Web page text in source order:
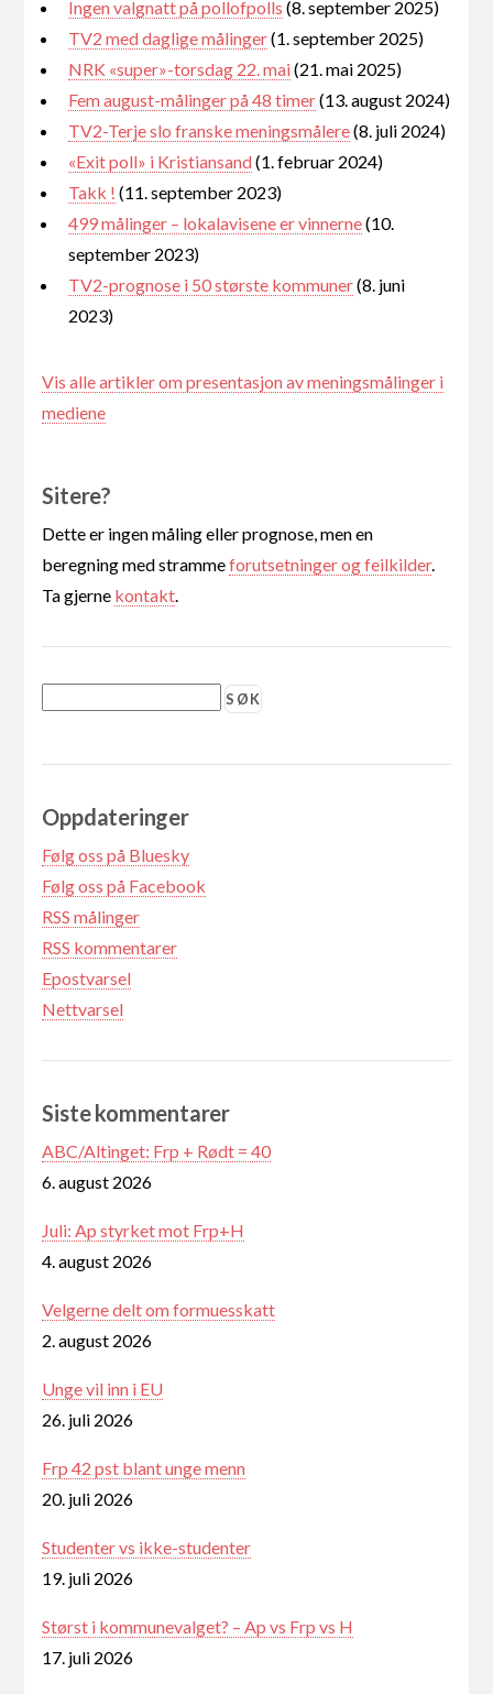
Ingen valgnatt på pollofpolls (8. september 2025)
TV2 med daglige målinger(1. september 2025)
NRK «super»-torsdag 22. mai(21. mai 2025)
Fem august-målinger på 48 timer(13. august 2024)
TV2-Terje slo franske meningsmålere(8. juli 2024)
«Exit poll» i Kristiansand(1. februar 2024)
Takk ! (11. september 2023)
499 målinger – lokalavisene er vinnerne(10.
september 2023)
TV2-prognose i 50 største kommuner(8. juni
2023)
Vis alle artikler om presentasjon av meningsmålinger i
mediene
Sitere?
Dette er ingen måling eller prognose, men en
beregning med strammeforutsetninger og feilkilder.
Ta gjerne kontakt.
Oppdateringer
Følg oss på Bluesky
Følg oss på Facebook
RSS målinger
RSS kommentarer
Epostvarsel
Nettvarsel
Siste kommentarer
ABC/Altinget: Frp + Rødt = 40
6. august 2026
Juli: Ap styrket mot Frp+H
4. august 2026
Velgerne delt om formuesskatt
2. august 2026
Unge vil inn i EU
26. juli 2026
Frp 42 pst blant unge menn
20. juli 2026
Studenter vs ikke-studenter
19. juli 2026
Størst i kommunevalget? – Ap vs Frp vs H
17. juli 2026